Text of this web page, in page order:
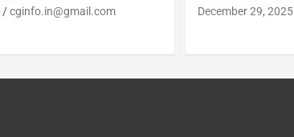
cginfo.in@gmail.com December 29, 2025